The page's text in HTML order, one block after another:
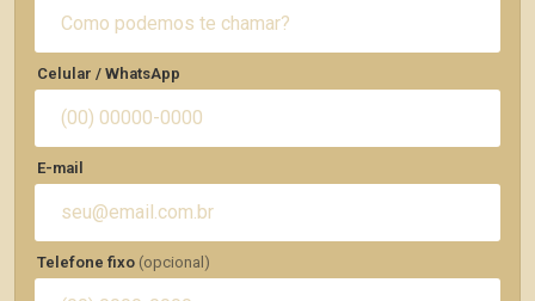
Celular / WhatsApp
E-mail
Telefone fixo (opcional)